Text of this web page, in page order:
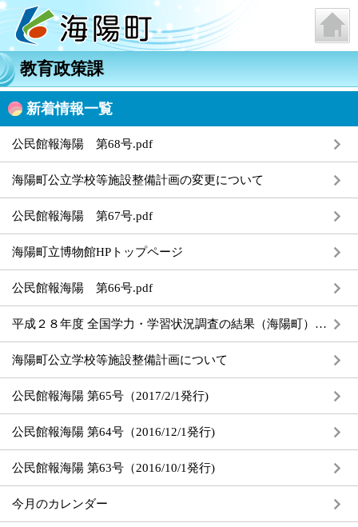
教育政策課
新着情報一覧
公民館報海陽 第68号.pdf
海陽町公立学校等施設整備計画の変更について
公民館報海陽 第67号.pdf
海陽町立博物館HPトップページ
公民館報海陽 第66号.pdf
平成２８年度 全国学力・学習状況調査の結果（海陽町）について
海陽町公立学校等施設整備計画について
公民館報海陽 第65号（2017/2/1発行)
公民館報海陽 第64号（2016/12/1発行)
公民館報海陽 第63号（2016/10/1発行)
今月のカレンダー